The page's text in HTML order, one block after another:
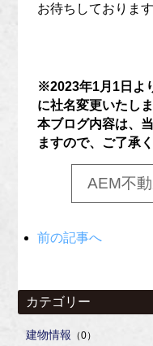
お待ちしております
※2023年1月1日よ
に社名変更いたしま
本ブログ内容は、
ますので、ご了承く
AEM不
前の記事へ
カテゴリー
建物情報 （0）